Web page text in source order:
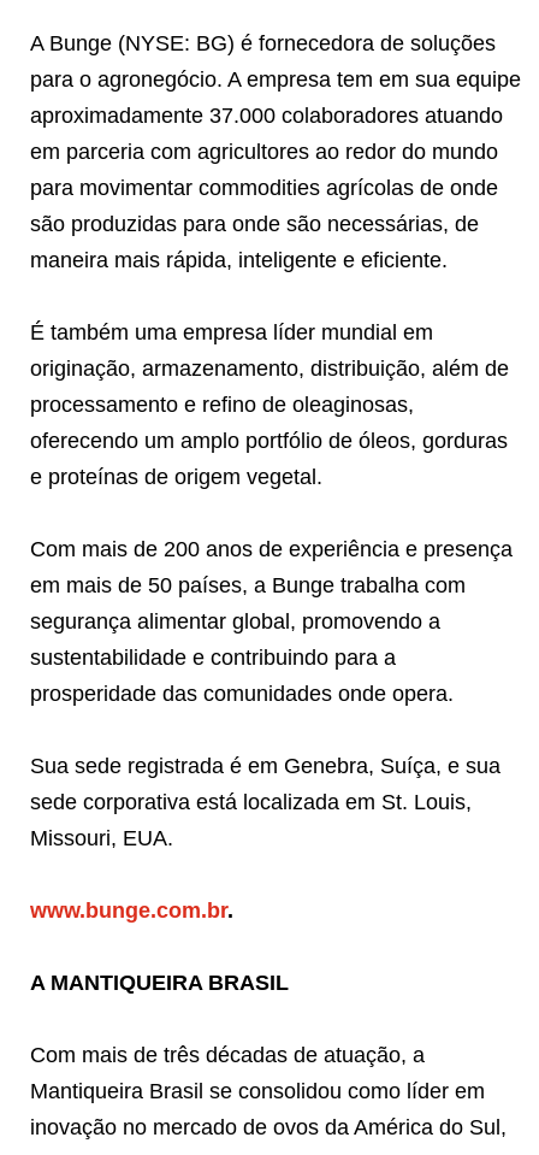
A Bunge (NYSE: BG) é fornecedora de soluções
para o agronegócio. A empresa tem em sua equipe
aproximadamente 37.000 colaboradores atuando
em parceria com agricultores ao redor do mundo
para movimentar commodities agrícolas de onde
são produzidas para onde são necessárias, de
maneira mais rápida, inteligente e eficiente.
É também uma empresa líder mundial em
originação, armazenamento, distribuição, além de
processamento e refino de oleaginosas,
oferecendo um amplo portfólio de óleos, gorduras
e proteínas de origem vegetal.
Com mais de 200 anos de experiência e presença
em mais de 50 países, a Bunge trabalha com
segurança alimentar global, promovendo a
sustentabilidade e contribuindo para a
prosperidade das comunidades onde opera.
Sua sede registrada é em Genebra, Suíça, e sua
sede corporativa está localizada em St. Louis,
Missouri, EUA.
www.bunge.com.br.
A MANTIQUEIRA BRASIL
Com mais de três décadas de atuação, a
Mantiqueira Brasil se consolidou como líder em
inovação no mercado de ovos da América do Sul,